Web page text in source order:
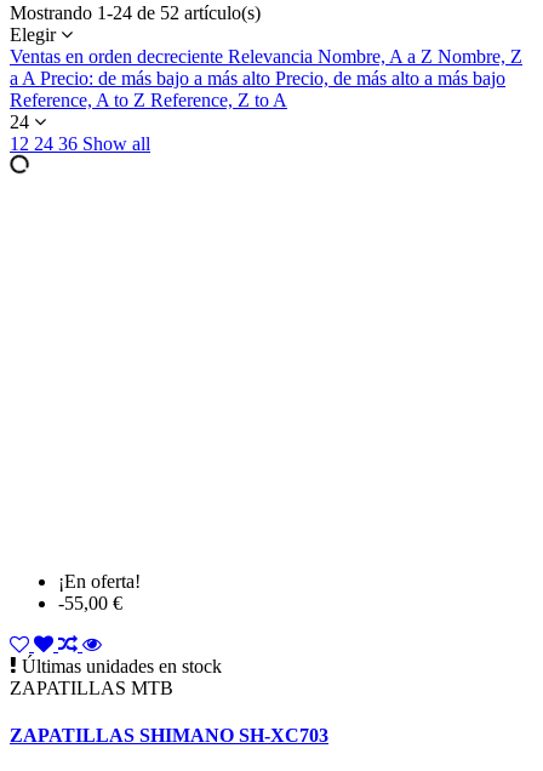
Mostrando 1-24 de 52 artículo(s)
Elegir
Ventas en orden decreciente Relevancia Nombre, A a Z Nombre, Z
a A Precio: de más bajo a más alto Precio, de más alto a más bajo
Reference, A to Z Reference, Z to A
24
12 24 36 Show all
¡En oferta!
-55,00 €
Últimas unidades en stock
ZAPATILLAS MTB
ZAPATILLAS SHIMANO SH-XC703